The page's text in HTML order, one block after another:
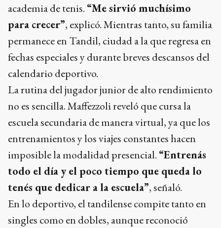
academia de tenis. “Me sirvió muchísimo
para crecer”, explicó. Mientras tanto, su familia
permanece en Tandil, ciudad a la que regresa en
fechas especiales y durante breves descansos del
calendario deportivo.
La rutina del jugador junior de alto rendimiento
no es sencilla. Maffezzoli reveló que cursa la
escuela secundaria de manera virtual, ya que los
entrenamientos y los viajes constantes hacen
imposible la modalidad presencial. “Entrenás
todo el día y el poco tiempo que queda lo
tenés que dedicar a la escuela”, señaló.
En lo deportivo, el tandilense compite tanto en
singles como en dobles, aunque reconoció